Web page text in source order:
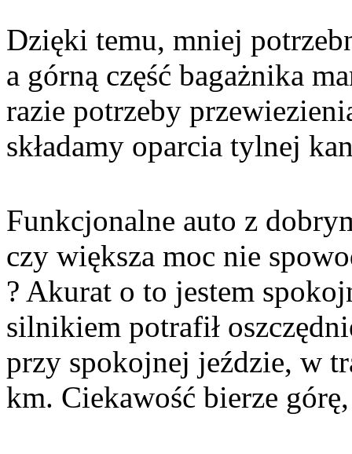
Dzięki temu, mniej
a górną część bagażnika
razie potrzeby
składamy oparcia tylnej
Funkcjonalne auto z
czy większa moc nie
? Akurat o to jestem
silnikiem potrafił
przy spokojnej jeździe, w
km. Ciekawość bierze